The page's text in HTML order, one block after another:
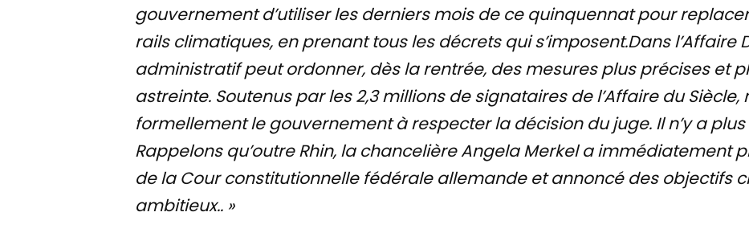
gouvernement d’utiliser les derniers mois de ce quinquennat pour
rails climatiques, en prenant tous les décrets qui s’imposent.Dans l’Affaire
administratif peut ordonner, dès la rentrée, des mesures plus précises et
astreinte. Soutenus par les 2,3 millions de signataires de l’Affaire du
formellement le gouvernement à respecter la décision du juge. Il n’y a
Rappelons qu’outre Rhin, la chancelière Angela Merkel a immédiatement
de la Cour constitutionnelle fédérale allemande et annoncé des objectifs
ambitieux.. »